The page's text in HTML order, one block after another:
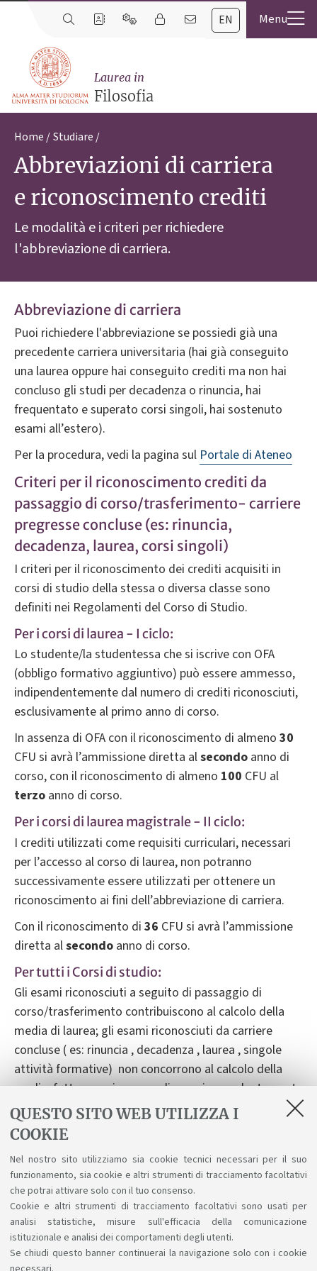
QUESTO SITO WEB UTILIZZA I
COOKIE
Nel nostro sito utilizziamo sia cookie tecnici necessari per il suo
funzionamento, sia cookie e altri strumenti di tracciamento facoltativi
che potrai attivare solo con il tuo consenso.
Cookie e altri strumenti di tracciamento facoltativi sono usati per
analisi statistiche, misure sull'efficacia della comunicazione
istituzionale e analisi dei comportamenti degli utenti.
Se chiudi questo banner continuerai la navigazione solo con i cookie
EN
Laurea in
Filosofia
Home Studiare
Abbreviazioni di carriera
e riconoscimento crediti
Le modalità e i criteri per richiedere
l'abbreviazione di carriera.
Abbreviazione di carriera
Puoi richiedere l'abbreviazione se possiedi già una
precedente carriera universitaria (hai già conseguito
una laurea oppure hai conseguito crediti ma non hai
concluso gli studi per decadenza o rinuncia, hai
frequentato e superato corsi singoli, hai sostenuto
esami all’estero).
Per la procedura, vedi la pagina sul Portale di Ateneo
Criteri per il riconoscimento crediti da
passaggio di corso/trasferimento- carriere
pregresse concluse (es: rinuncia,
decadenza, laurea, corsi singoli)
I criteri per il riconoscimento dei crediti acquisiti in
corsi di studio della stessa o diversa classe sono
definiti nei Regolamenti del Corso di Studio.
Per i corsi di laurea - I ciclo:
Lo studente/la studentessa che si iscrive con OFA
(obbligo formativo aggiuntivo) può essere ammesso,
indipendentemente dal numero di crediti riconosciuti,
esclusivamente al primo anno di corso.
In assenza di OFA con il riconoscimento di almeno 30
CFU si avrà l’ammissione diretta alsecondo anno di
corso, con il riconoscimento di almeno 100 CFU al
terzo anno di corso.
Per i corsi di laurea magistrale - II ciclo:
I crediti utilizzati come requisiti curriculari, necessari
per l’accesso al corso di laurea, non potranno
successivamente essere utilizzati per ottenere un
riconoscimento ai fini dell’abbreviazione di carriera.
Con il riconoscimento di 36 CFU si avrà l’ammissione
diretta alsecondo anno di corso.
Per tutti i Corsi di studio:
Gli esami riconosciuti a seguito di passaggio di
corso/trasferimento contribuiscono al calcolo della
media di laurea; gli esami riconosciuti da carriere
concluse ( es: rinuncia , decadenza , laurea , singole
attività formative) non concorrono al calcolo della
media, fatta eccezione per gli esami precedentemente
sostenuti come singole attività formative, nel caso in
cui si tratti di insegnamenti erogati dallo stesso corso
di studio cui lo studente/la studentessa risulta
iscritto/a e sul quale sono stati richiesti i
riconoscimenti.
Maggiori informazioni sulcalcolo della media